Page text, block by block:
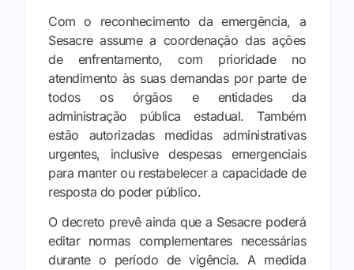
Com o reconhecimento da emergência, a
Sesacre assume a coordenação das ações
de enfrentamento, com prioridade no
atendimento às suas demandas por parte de
todos os órgãos e entidades da
administração pública estadual. Também
estão autorizadas medidas administrativas
urgentes, inclusive despesas emergenciais
para manter ou restabelecer a capacidade de
resposta do poder público.
O decreto prevê ainda que a Sesacre poderá
editar normas complementares necessárias
durante o período de vigência. A medida